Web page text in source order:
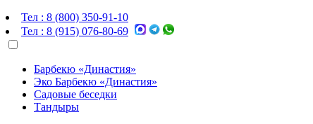
Тел : 8 (800) 350-91-10
Тел : 8 (915) 076-80-69
Барбекю «Династия»
Эко Барбекю «Династия»
Садовые беседки
Тандыры